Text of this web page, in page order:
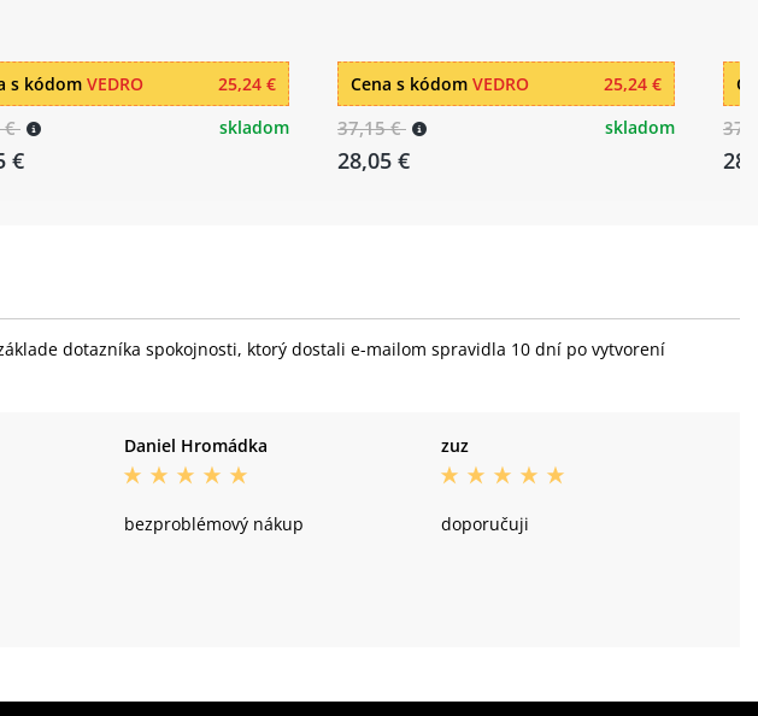
25,24 €
s kódom VEDRO
€
€
skladom
25,24 €
Cena s kódom VEDRO
37,15 €
28,05 €
skladom
dotazníka spokojnosti, ktorý dostali e-mailom spravidla 10 dní po vytvorení
Daniel Hromádka
bezproblémový nákup
zuz
doporučuji